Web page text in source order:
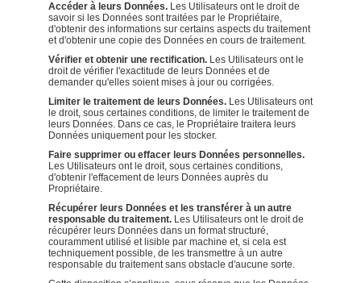
Accéder à leurs Données. Les Utilisateurs ont le droit de
savoir si les Données sont traitées par le Propriétaire,
d'obtenir des informations sur certains aspects du traitement
et d'obtenir une copie des Données en cours de traitement.
Vérifier et obtenir une rectification. Les Utilisateurs ont le
droit de vérifier l'exactitude de leurs Données et de
demander qu'elles soient mises à jour ou corrigées.
Limiter le traitement de leurs Données. Les Utilisateurs ont
le droit, sous certaines conditions, de limiter le traitement de
leurs Données. Dans ce cas, le Propriétaire traitera leurs
Données uniquement pour les stocker.
Faire supprimer ou effacer leurs Données personnelles.
Les Utilisateurs ont le droit, sous certaines conditions,
d'obtenir l'effacement de leurs Données auprès du
Propriétaire.
Récupérer leurs Données et les transférer à un autre
responsable du traitement. Les Utilisateurs ont le droit de
récupérer leurs Données dans un format structuré,
couramment utilisé et lisible par machine et, si cela est
techniquement possible, de les transmettre à un autre
responsable du traitement sans obstacle d'aucune sorte.